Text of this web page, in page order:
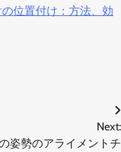
位置付け：方法、効
Next:
姿勢のアライメントチ